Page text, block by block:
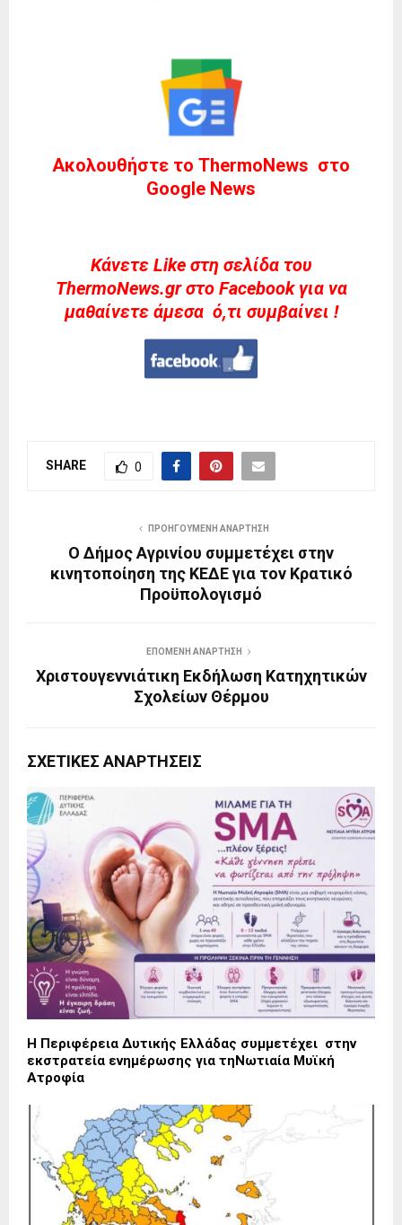
Ακολουθήστε το ThermoNews στο
Google News
Kάνετε Like στη σελίδα του
ThermoNews.gr στο Facebook για να
μαθαίνετε άμεσα ό,τι συμβαίνει !
SHARE 0
ΠΡΟΗΓΟΎΜΕΝΗ ΑΝΆΡΤΗΣΗ
Ο Δήμος Αγρινίου συμμετέχει στην
κινητοποίηση της ΚΕΔΕ για τον Κρατικό
Προϋπολογισμό
ΕΠΌΜΕΝΗ ΑΝΆΡΤΗΣΗ
Χριστουγεννιάτικη Εκδήλωση Κατηχητικών
Σχολείων Θέρμου
ΣΧΕΤΙΚΈΣ ΑΝΑΡΤΉΣΕΙΣ
Η Περιφέρεια Δυτικής Ελλάδας συμμετέχει στην
εκστρατεία ενημέρωσης για τηΝωτιαία Μυϊκή
Ατροφία